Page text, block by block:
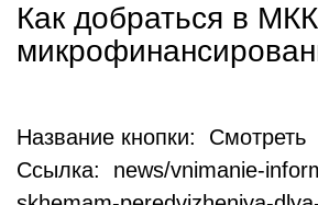
Как добраться в
Название кнопки: Смотреть
Ссылка: news/vnimanie-